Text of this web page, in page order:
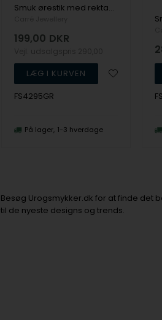
Smuk ørestik med rektangulær grøn agat i elegant fatning. Måler 5 x 3 mm. Pris er pr. stk. fra Carré
199,00 DKR
FS4295GR
På lager 1-3 hverdage
Besøg Urogsmykker.dk for at finde det
til de nyeste designs og trends.